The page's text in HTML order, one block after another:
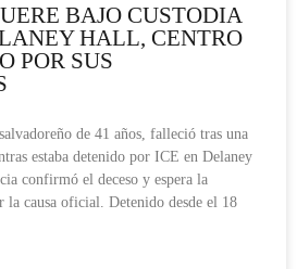
BAJO CUSTODIA
HALL, CENTRO
POR SUS
de 41 años, falleció tras una
estaba detenido por ICE en Delaney
confirmó el deceso y espera la
la causa oficial. Detenido desde el 18